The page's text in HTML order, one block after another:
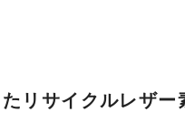
リサイクルレザー